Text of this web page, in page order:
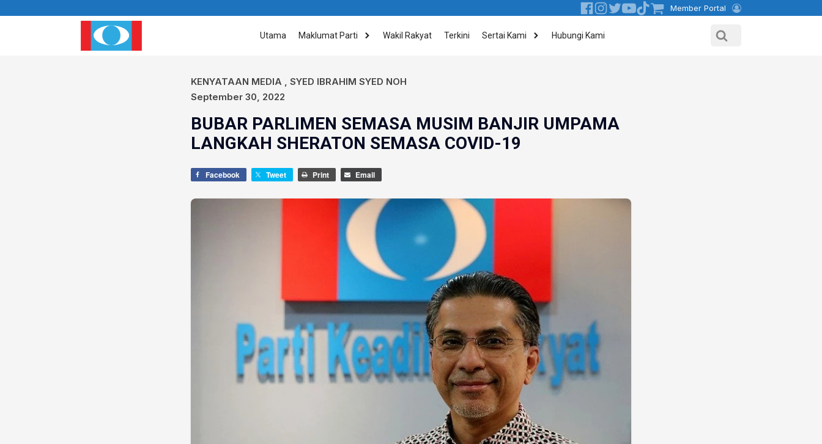
Member Portal
Utama Maklumat Parti Wakil Rakyat Terkini Sertai Kami Hubungi Kami
KENYATAAN MEDIA
SYED IBRAHIM SYED NOH
September 30, 2022
BUBAR PARLIMEN SEMASA MUSIM BANJIR UMPAMA
LANGKAH SHERATON SEMASA COVID-19
Facebook Tweet Print Email